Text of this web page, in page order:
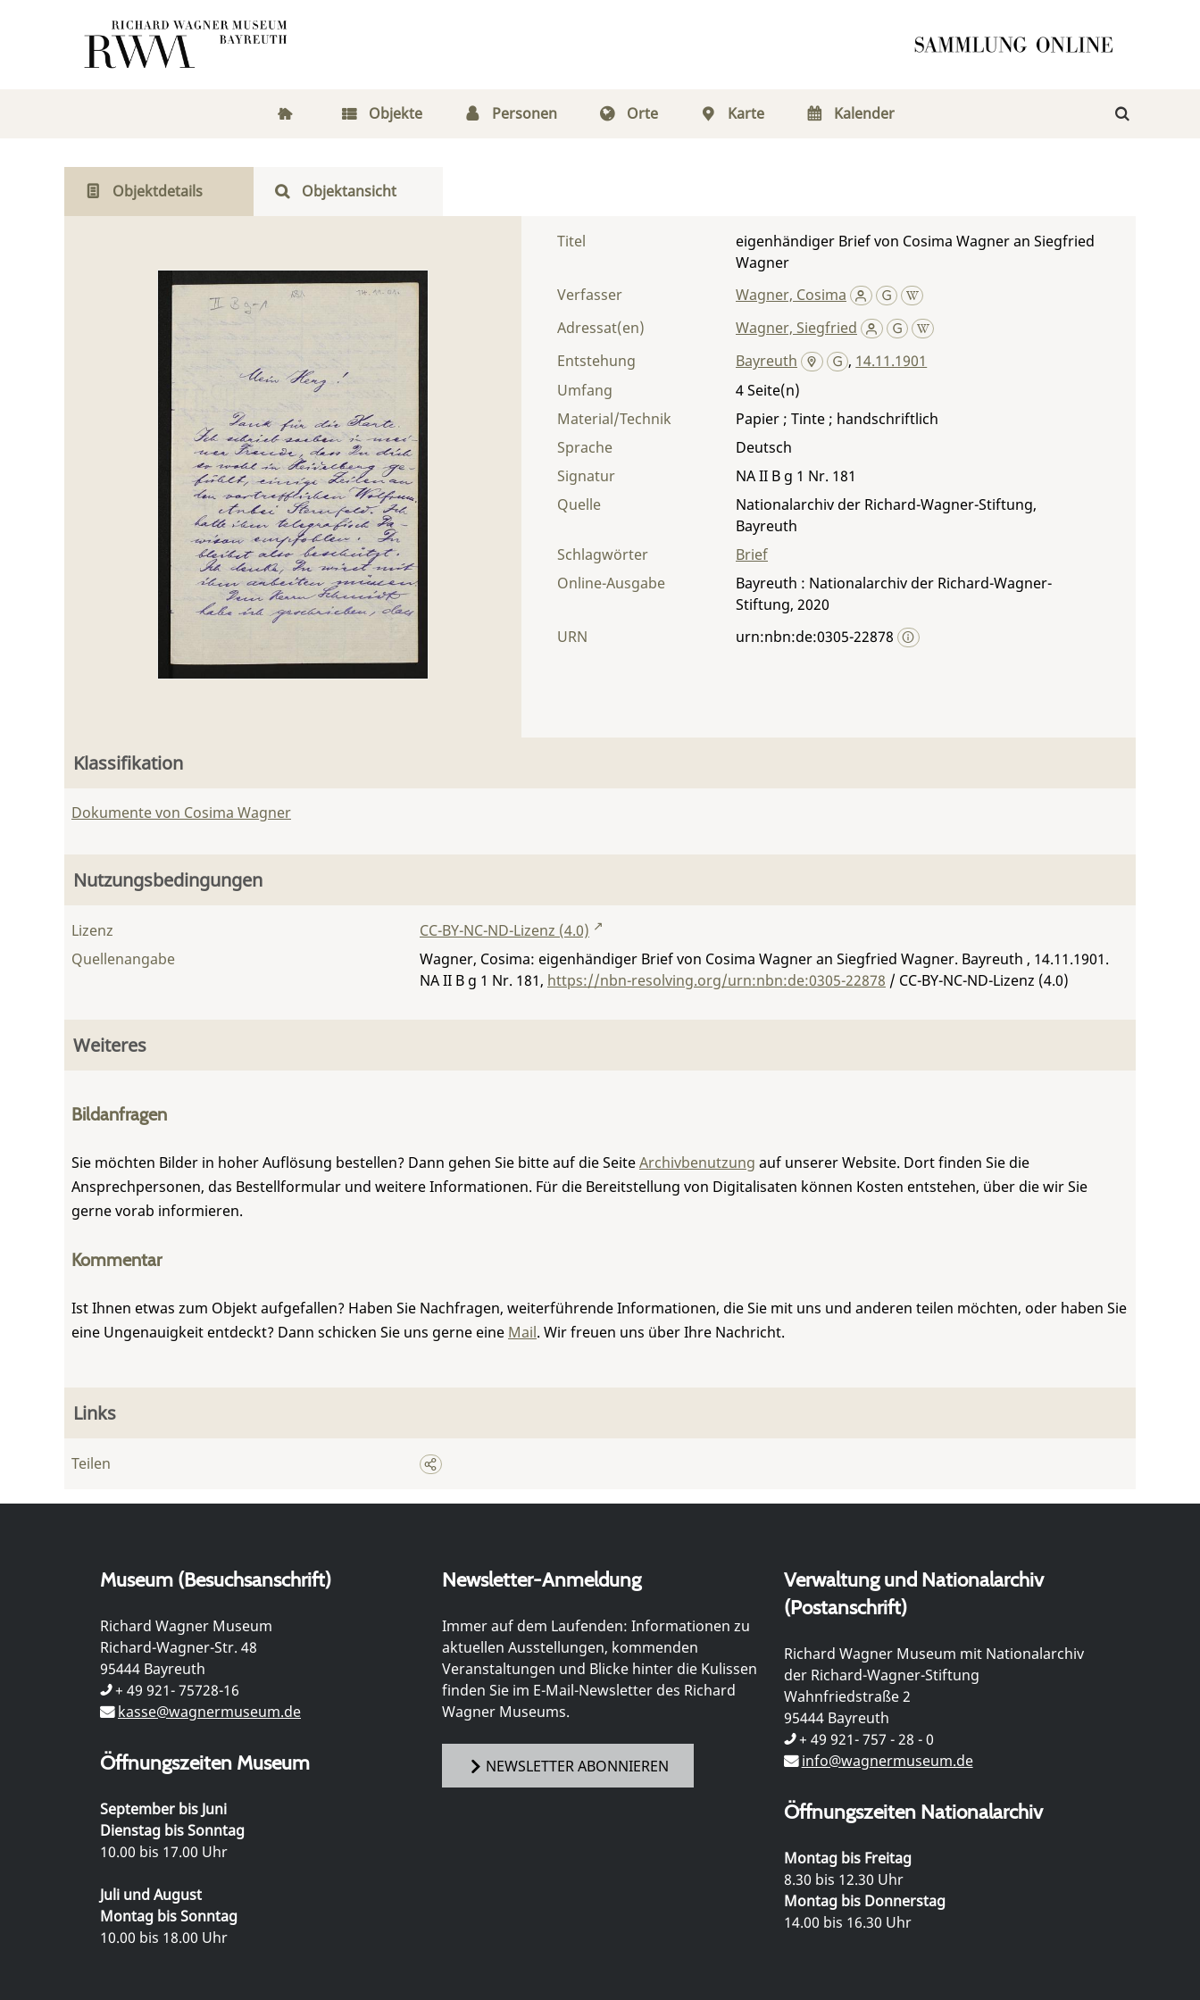
Objekte Personen Orte Karte Kalender
Objektdetails Objektansicht
Titel
eigenhändiger Brief von Cosima Wagner an Siegfried
Wagner
Verfasser
Wagner, Cosima
Adressat(en)
Wagner, Siegfried
Entstehung
Bayreuth , 14.11.1901
Umfang
4
Material/Technik
Papier ; Tinte ; handschriftlich
Sprache
Deutsch
Signatur
NA II B g 1 Nr. 181
Quelle
Nationalarchiv der Richard-Wagner-Stiftung,
Bayreuth
Schlagwörter
Brief
Online-Ausgabe
Bayreuth : Nationalarchiv der Richard-Wagner-
Stiftung, 2020
URN
urn:nbn:de:0305-22878
Klassifikation
Dokumente von Cosima Wagner
Nutzungsbedingungen
Lizenz
CC-BY-NC-ND-Lizenz (4.0)
Quellenangabe
Wagner, Cosima: eigenhändiger Brief von Cosima Wagner an Siegfried Wagner. Bayreuth , 14.11.1901.
NA II B g 1 Nr. 181, https://nbn-resolving.org/urn:nbn:de:0305-22878 / CC-BY-NC-ND-Lizenz (4.0)
Weiteres
Bildanfragen
Sie möchten Bilder in hoher Auflösung bestellen? Dann gehen Sie bitte auf die SeiteArchivbenutzung auf unserer Website. Dort finden Sie die
Ansprechpersonen, das Bestellformular und weitere Informationen. Für die Bereitstellung von Digitalisaten können Kosten entstehen, über die wir Sie
gerne vorab informieren.
Kommentar
Ist Ihnen etwas zum Objekt aufgefallen? Haben Sie Nachfragen, weiterführende Informationen, die Sie mit uns und anderen teilen möchten, oder haben Sie
eine Ungenauigkeit entdeckt? Dann schicken Sie uns gerne eine Mail. Wir freuen uns über Ihre Nachricht.
Links
Teilen
Museum (Besuchsanschrift)
Richard Wagner Museum
Richard-Wagner-Str. 48
95444 Bayreuth
+ 49 921- 75728-16
kasse@wagnermuseum.de
Öffnungszeiten Museum
September bis Juni
Dienstag bis Sonntag
10.00 bis 17.00 Uhr
Juli und August
Montag bis Sonntag
10.00 bis 18.00 Uhr
Newsletter-Anmeldung
Immer auf dem Laufenden: Informationen zu
aktuellen Ausstellungen, kommenden
Veranstaltungen und Blicke hinter die Kulissen
finden Sie im E-Mail-Newsletter des Richard
Wagner Museums.
NEWSLETTER ABONNIEREN
Verwaltung und Nationalarchiv
(Postanschrift)
Richard Wagner Museum mit Nationalarchiv
der Richard-Wagner-Stiftung
Wahnfriedstraße 2
95444 Bayreuth
+ 49 921- 757 - 28 - 0
info@wagnermuseum.de
Öffnungszeiten Nationalarchiv
Montag bis Freitag
8.30 bis 12.30 Uhr
Montag bis Donnerstag
14.00 bis 16.30 Uhr